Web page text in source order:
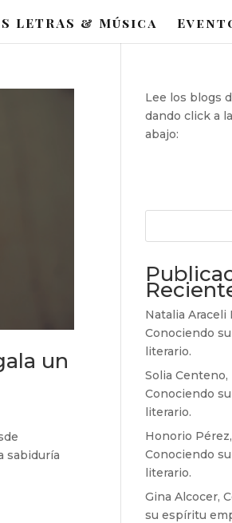
LETRAS & Música
un
sabiduría
Lee los blogs
dando click a
abajo:
Natalia Araceli
Conociendo
literario.
Solia Centeno,
Conociendo
literario.
Honorio Pérez,
Conociendo
literario.
Gina Alcocer,
su espíritu